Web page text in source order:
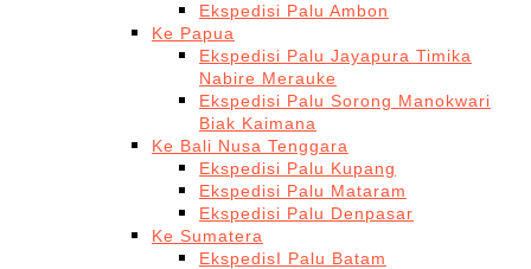
Ekspedisi Palu Ambon
Ke Papua
Ekspedisi Palu Jayapura Timika
Nabire Merauke
Ekspedisi Palu Sorong Manokwari
Biak Kaimana
Ke Bali Nusa Tenggara
Ekspedisi Palu Kupang
Ekspedisi Palu Mataram
Ekspedisi Palu Denpasar
Ke Sumatera
EkspedisI Palu Batam